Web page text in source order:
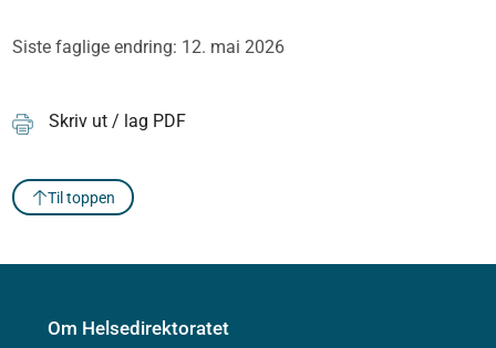
Siste faglige endring: 12. mai 2026
Skriv ut / lag PDF
Til toppen
Om Helsedirektoratet